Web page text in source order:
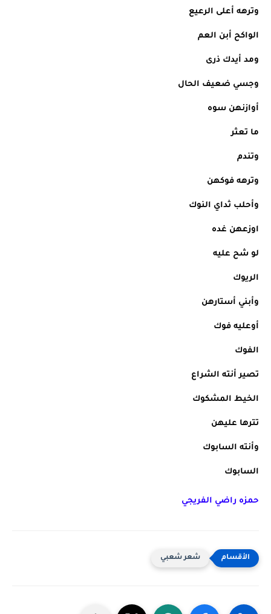
وترهه أعلى الرعيع
الواكح أبن العم
ومد أيدك ذرى
وجسي ضعيف الحال
أوازنهن سوه
ما تعثر
وتندم
وترهه فوكهن
وأحلب ثداي النوك
اوزعهن غده
لو شح عليه
الريوك
وأبني أستارهن
أوعليه فوك
الفوك
تصير أنته الشراع
الخيط المشكوك
تترها عليهن
وأنته السابوك
السابوك
حمزه راضي الفريجي
شعر شعبي